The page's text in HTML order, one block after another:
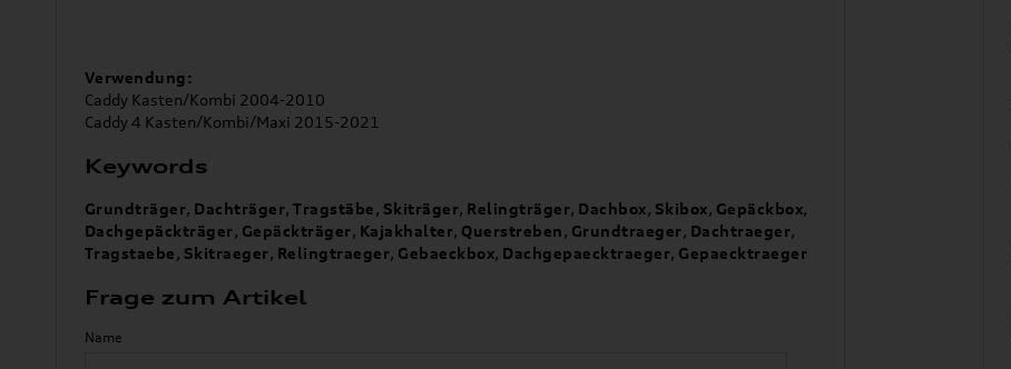
Verwendung:
Caddy Kasten/Kombi 2004-2010
Caddy 4 Kasten/Kombi/Maxi 2015-2021
Keywords
Grundträger, Dachträger,Tragstäbe, Skiträger, Relingträger, Dachbox, Skibox, Gepäckbox,
Dachgepäckträger, Gepäckträger, Kajakhalter, Querstreben, Grundtraeger, Dachtraeger,
Tragstaebe, Skitraeger, Relingtraeger, Gebaeckbox, Dachgepaecktraeger, Gepaecktraeger
Frage zum Artikel
Name